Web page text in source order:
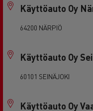
Käyttöauto Oy
64200 NÄRPIÖ
Käyttöauto Oy
60101 SEINÄJOKI
Käyttöauto Oy